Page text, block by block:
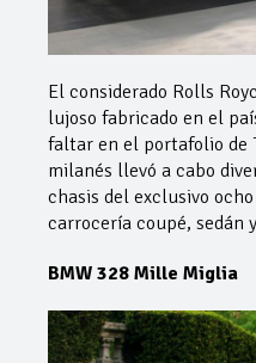
El considerado Rolls
lujoso fabricado en el
faltar en el portafolio de
milanés llevó a cabo
chasis del exclusivo
carrocería coupé, sedán
BMW 328 Mille Miglia